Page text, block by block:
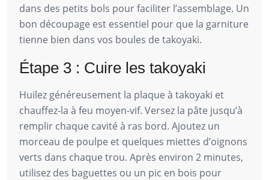
dans des petits bols pour faciliter l’assemblage. Un
bon découpage est essentiel pour que la garniture
tienne bien dans vos boules de takoyaki.
Étape 3 : Cuire les takoyaki
Huilez généreusement la plaque à takoyaki et
chauffez-la à feu moyen-vif. Versez la pâte jusqu’à
remplir chaque cavité à ras bord. Ajoutez un
morceau de poulpe et quelques miettes d’oignons
verts dans chaque trou. Après environ 2 minutes,
utilisez des baguettes ou un pic en bois pour